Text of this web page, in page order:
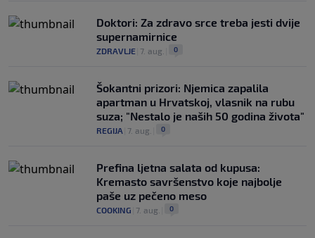
Doktori: Za zdravo srce treba jesti dvije
supernamirnice
ZDRAVLJE 7. aug. 0
Šokantni prizori: Njemica zapalila
apartman u Hrvatskoj, vlasnik na rubu
suza; "Nestalo je naših 50 godina života"
REGIJA 7. aug. 0
Prefina ljetna salata od kupusa:
Kremasto savršenstvo koje najbolje
paše uz pečeno meso
COOKING 7. aug. 0